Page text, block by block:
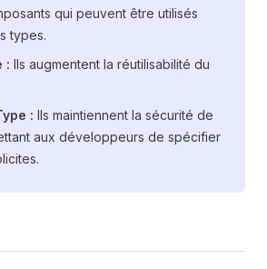
qui peuvent être utilisés
types.
: Ils augmentent la réutilisabilité du
: Ils maintiennent la sécurité de
aux développeurs de spécifier